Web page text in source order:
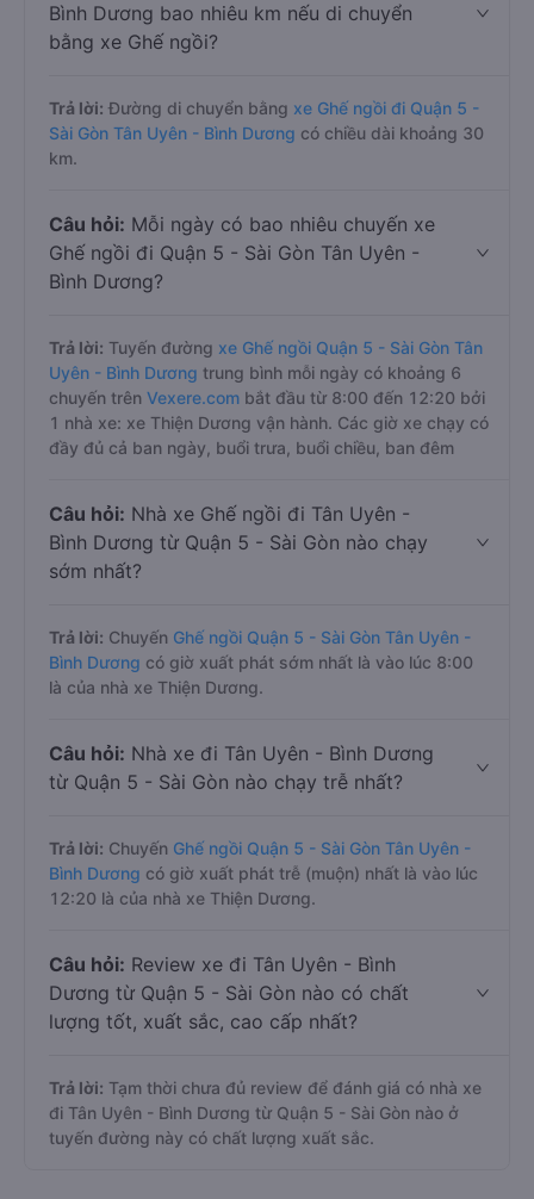
Bình Dương bao nhiêu km nếu di chuyển
bằng xe Ghế ngồi?
Trả lời: Đường di chuyển bằng xe Ghế ngồi đi Quận 5 -
Sài Gòn Tân Uyên - Bình Dương có chiều dài khoảng 30
km.
Câu hỏi: Mỗi ngày có bao nhiêu chuyến xe
Ghế ngồi đi Quận 5 - Sài Gòn Tân Uyên -
Bình Dương?
Trả lời: Tuyến đường xe Ghế ngồi Quận 5 - Sài Gòn Tân
Uyên - Bình Dương trung bình mỗi ngày có khoảng 6
chuyến trên Vexere.com bắt đầu từ 8:00 đến 12:20 bởi
1 nhà xe: xe Thiện Dương vận hành. Các giờ xe chạy có
đầy đủ cả ban ngày, buổi trưa, buổi chiều, ban đêm
Câu hỏi: Nhà xe Ghế ngồi đi Tân Uyên -
Bình Dương từ Quận 5 - Sài Gòn nào chạy
sớm nhất?
Trả lời: Chuyến Ghế ngồi Quận 5 - Sài Gòn Tân Uyên -
Bình Dương có giờ xuất phát sớm nhất là vào lúc 8:00
là của nhà xe Thiện Dương.
Câu hỏi: Nhà xe đi Tân Uyên - Bình Dương
từ Quận 5 - Sài Gòn nào chạy trễ nhất?
Trả lời: Chuyến Ghế ngồi Quận 5 - Sài Gòn Tân Uyên -
Bình Dương có giờ xuất phát trễ (muộn) nhất là vào lúc
12:20 là của nhà xe Thiện Dương.
Câu hỏi: Review xe đi Tân Uyên - Bình
Dương từ Quận 5 - Sài Gòn nào có chất
lượng tốt, xuất sắc, cao cấp nhất?
Trả lời: Tạm thời chưa đủ review để đánh giá có nhà xe
đi Tân Uyên - Bình Dương từ Quận 5 - Sài Gòn nào ở
tuyến đường này có chất lượng xuất sắc.